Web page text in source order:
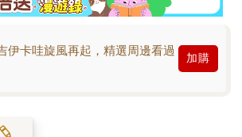
伊卡哇旋風再起，精選周邊看過
加購